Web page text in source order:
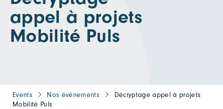
appel à projets
Mobilité Puls
Events Nos événements
Décryptage appel à projets
Mobilité Puls